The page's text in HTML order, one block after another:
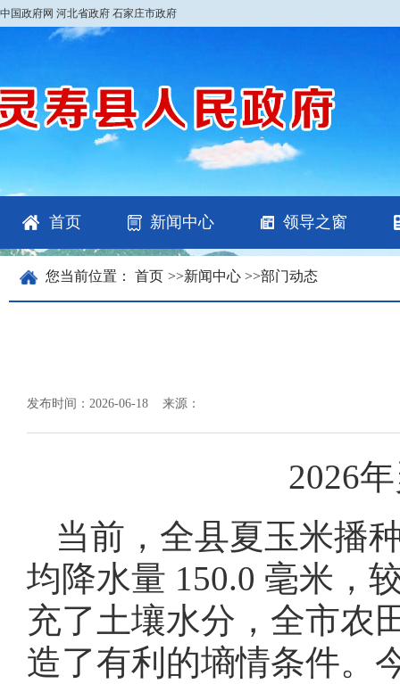
中国政府网 河北省政府 石家庄市政府
首页 新闻中心 领导之窗
您当前位置： 首页 >>新闻中心 >>部门动态
发布时间：2026-06-18 来源：
2026
当前，全县夏玉米播
均降水量 150.0 毫米，
充了土壤水分，全市农
造了有利的墒情条件。